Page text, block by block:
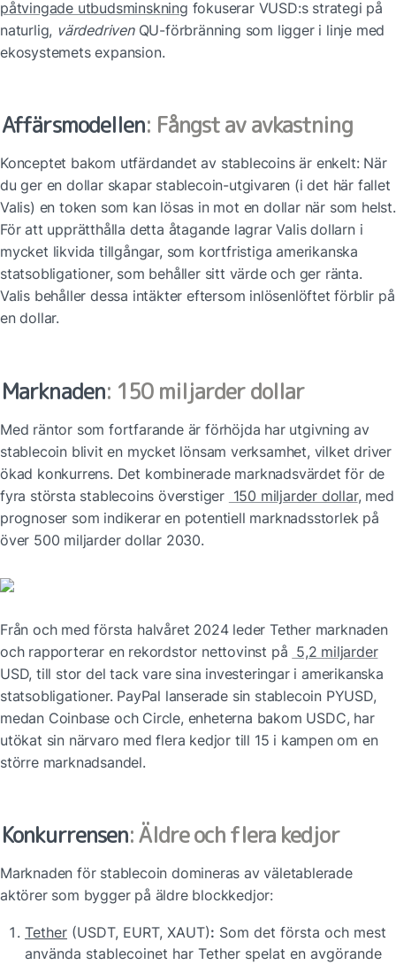
påtvingade utbudsminskning fokuserar VUSD:s strategi på
naturlig, värdedriven QU-förbränning som ligger i linje med
ekosystemets expansion.
Affärsmodellen: Fångst av avkastning
Konceptet bakom utfärdandet av stablecoins är enkelt: När
du ger en dollar skapar stablecoin-utgivaren (i det här fallet
Valis) en token som kan lösas in mot en dollar när som helst.
För att upprätthålla detta åtagande lagrar Valis dollarn i
mycket likvida tillgångar, som kortfristiga amerikanska
statsobligationer, som behåller sitt värde och ger ränta.
Valis behåller dessa intäkter eftersom inlösenlöftet förblir på
en dollar.
Marknaden: 150 miljarder dollar
Med räntor som fortfarande är förhöjda har utgivning av
stablecoin blivit en mycket lönsam verksamhet, vilket driver
ökad konkurrens. Det kombinerade marknadsvärdet för de
fyra största stablecoins överstiger 150 miljarder dollar, med
prognoser som indikerar en potentiell marknadsstorlek på
över 500 miljarder dollar 2030.
Från och med första halvåret 2024 leder Tether marknaden
och rapporterar en rekordstor nettovinst på 5,2 miljarder
USD, till stor del tack vare sina investeringar i amerikanska
statsobligationer. PayPal lanserade sin stablecoin PYUSD,
medan Coinbase och Circle, enheterna bakom USDC, har
utökat sin närvaro med flera kedjor till 15 i kampen om en
större marknadsandel.
Konkurrensen: Äldre och flera kedjor
Marknaden för stablecoin domineras av väletablerade
aktörer som bygger på äldre blockkedjor:
Tether (USDT, EURT, XAUT): Som det första och mest
använda stablecoinet har Tether spelat en avgörande